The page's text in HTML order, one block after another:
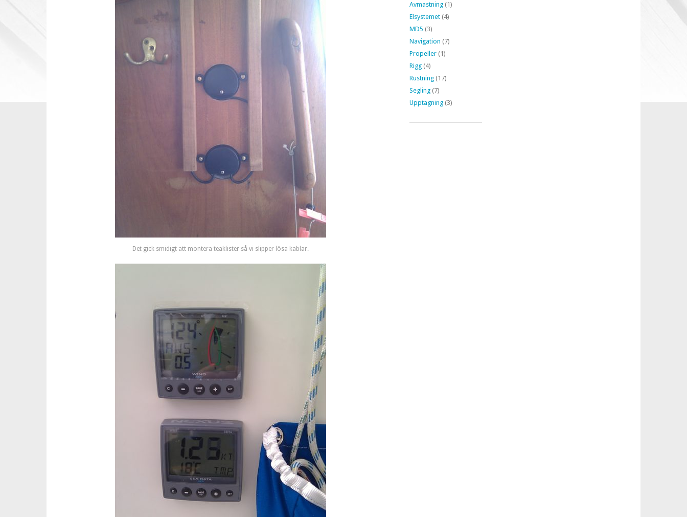
Det gick smidigt att montera teaklister så vi slipper lösa kablar.
Avmastning(1)
Elsystemet(4)
MD5 (3)
Navigation (7)
Propeller(1)
Rigg(4)
Rustning(17)
Segling(7)
Upptagning(3)